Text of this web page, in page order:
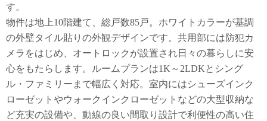
す。
物件は地上10階建て、総戸数85戸。ホワイトカラーが基調
の外壁タイル貼りの外観デザインです。共用部には防犯カ
メラをはじめ、オートロックが設置され日々の暮らしに安
心をもたらします。ルームプランは1K～2LDKとシング
ル・ファミリーまで幅広く対応。室内にはシューズインク
ローゼットやウォークインクローゼットなどの大型収納な
ど充実の設備や、動線の良い間取り設計で利便性の高い住